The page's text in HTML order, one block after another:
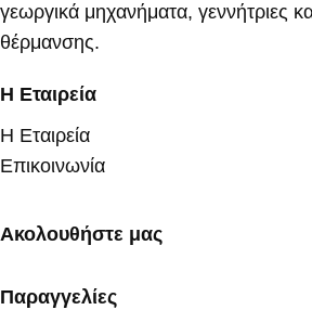
γεωργικά μηχανήματα, γεννήτριες
θέρμανσης.
Η Εταιρεία
Η Εταιρεία
Επικοινωνία
Ακολουθήστε μας
Παραγγελίες